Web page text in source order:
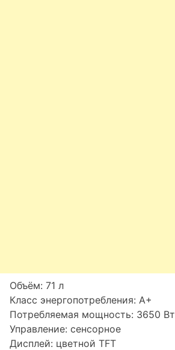
Объём: 71 л
Класс энергопотребления: A+
Потребляемая мощность: 3650 Вт
Управление: сенсорное
Дисплей: цветной TFT